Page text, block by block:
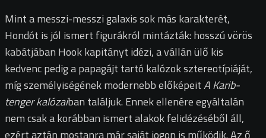
Mint a messzi-messzi galaxis sok más karakterét,
Hondót is jól ismert figurákról mintázták: hosszú vörös
kabátjában Hook kapitányt idézi, a vállán ülő kis
kedvenc pedig a papagájt tartó kalózok sztereotípiáját,
míg személyiségének modernebb előképeitA Karib-
tenger kalózaiban találjuk. Ennek ellenére egyáltalán
nem csak a korábban ismert alakok felidézéséből áll,
ezért aztán mostanra már saját jogon is működik. Az ő